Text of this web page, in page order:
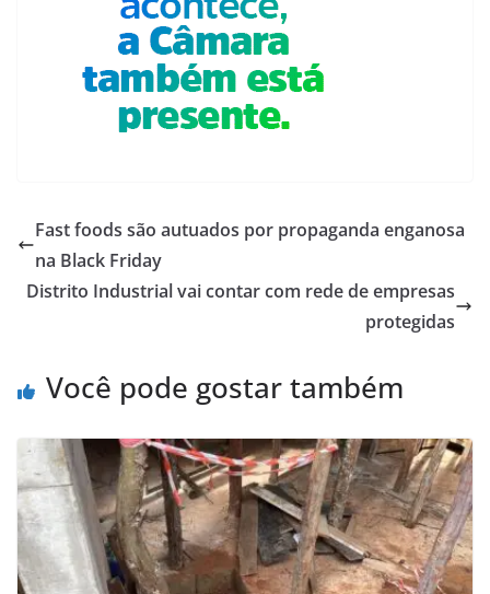
Fast foods são autuados por propaganda enganosa
na Black Friday
Distrito Industrial vai contar com rede de empresas
protegidas
Você pode gostar também